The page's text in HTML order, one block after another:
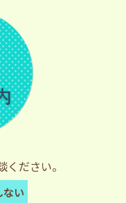
ださい。
ない